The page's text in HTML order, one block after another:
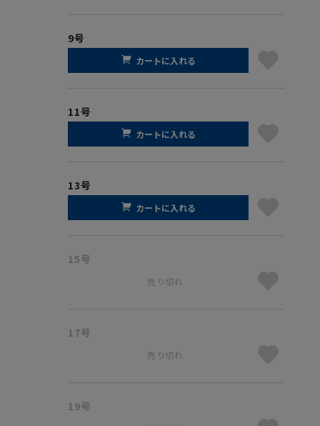
9号
カートに入れる
11号
カートに入れる
13号
カートに入れる
15号
売り切れ
17号
売り切れ
19号